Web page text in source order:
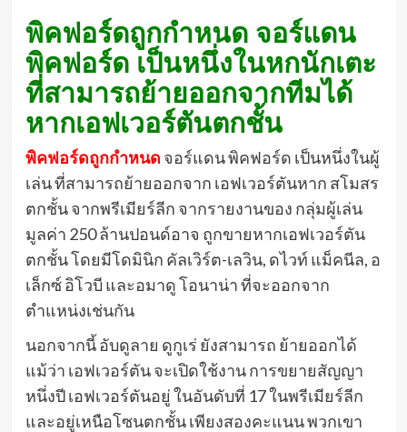
พิคฟอร์ดถูกกำหนด จอร์แดน
พิคฟอร์ด เป็นหนึ่งในหกนักเตะ
ที่สามารถย้ายออกจากทีมได้
หากเอฟเวอร์ตันตกชั้น
พิคฟอร์ดถูกกำหนด จอร์แดน พิคฟอร์ด เป็นหนึ่งในผู้
เล่น ที่สามารถย้ายออกจาก เอฟเวอร์ตันหาก สโมสร
ตกชั้น จากพรีเมียร์ลีก จากรายงานของ กลุ่มผู้เล่น
มูลค่า 250 ล้านปอนด์อาจ ถูกขายหากเอฟเวอร์ตัน
ตกชั้น โดยมีโดมินิก คัลเวิร์ต-เลวิน, ดไวท์ แม็คนีล, อ
เล็กซ์ อิโวบี และอมาดู โอนาน่า ที่จะออกจาก
ตำแหน่งเช่นกัน
นอกจากนี้ อับดูลาย ดูกูเร่ ยังสามารถ ย้ายออกได้
แม้ว่า เอฟเวอร์ตัน จะเปิดใช้งาน การขยายสัญญา
หนึ่งปี เอฟเวอร์ตันอยู่ ในอันดับที่ 17 ในพรีเมียร์ลีก
และอยู่เหนือโซนตกชั้น เพียงสองคะแนน พวกเขา